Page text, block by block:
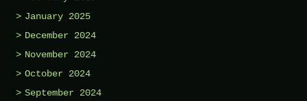
January 2025
December 2024
November 2024
October 2024
September 2024